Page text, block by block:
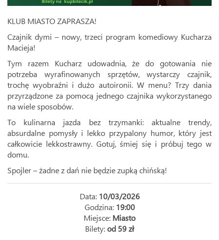
KLUB MIASTO ZAPRASZA!
Czajnik dymi – nowy, trzeci program komediowy Kucharza
Macieja!
Tym razem Kucharz udowadnia, że do gotowania nie
potrzeba wyrafinowanych sprzętów, wystarczy czajnik,
trochę wyobraźni i dużo autoironii. W menu? Trzy dania
przyrządzone za pomocą jednego czajnika wykorzystanego
na wiele sposobów.
To kulinarna jazda bez trzymanki: aktualne trendy,
absurdalne pomysły i lekko przypalony humor, który jest
całkowicie lekkostrawny. Gotuj, śmiej się i próbuj tego w
domu.
Spojler – żadne z dań nie będzie zupką chińską!
Data: 10/03/2026
Godzina: 19:00
Miejsce: Miasto
Bilety:od 59 zł